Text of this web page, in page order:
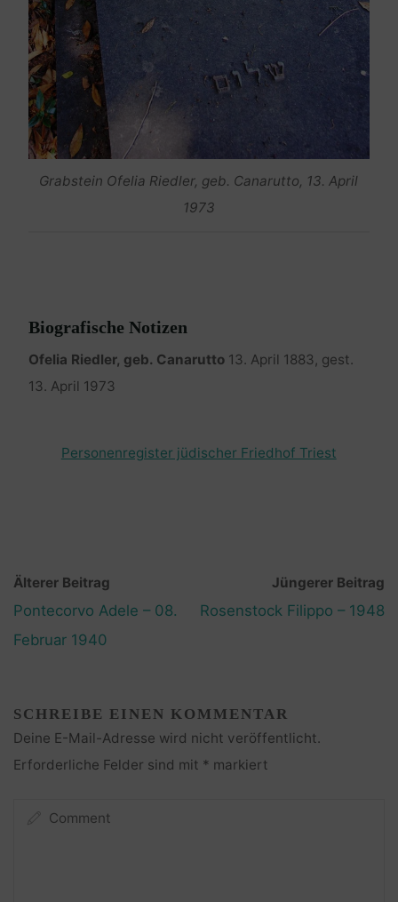
Grabstein Ofelia Riedler, geb. Canarutto, 13. April
1973
Biografische Notizen
Ofelia Riedler, geb. Canarutto13. April 1883, gest.
13. April 1973
Personenregister jüdischer Friedhof Triest
Älterer Beitrag
Pontecorvo Adele – 08.
Februar 1940
Jüngerer Beitrag
Rosenstock Filippo – 1948
SCHREIBE EINEN KOMMENTAR
Deine E-Mail-Adresse wird nicht veröffentlicht.
Erforderliche Felder sind mit * markiert